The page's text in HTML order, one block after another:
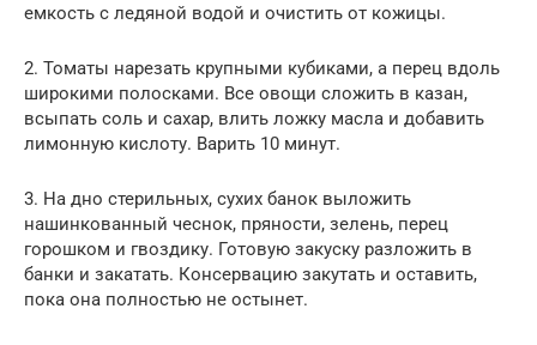
емкость с ледяной водой и очистить от кожицы.
2. Томаты нарезать крупными кубиками, а перец вдоль
широкими полосками. Все овощи сложить в казан,
всыпать соль и сахар, влить ложку масла и добавить
лимонную кислоту. Варить 10 минут.
3. На дно стерильных, сухих банок выложить
нашинкованный чеснок, пряности, зелень, перец
горошком и гвоздику. Готовую закуску разложить в
банки и закатать. Консервацию закутать и оставить,
пока она полностью не остынет.